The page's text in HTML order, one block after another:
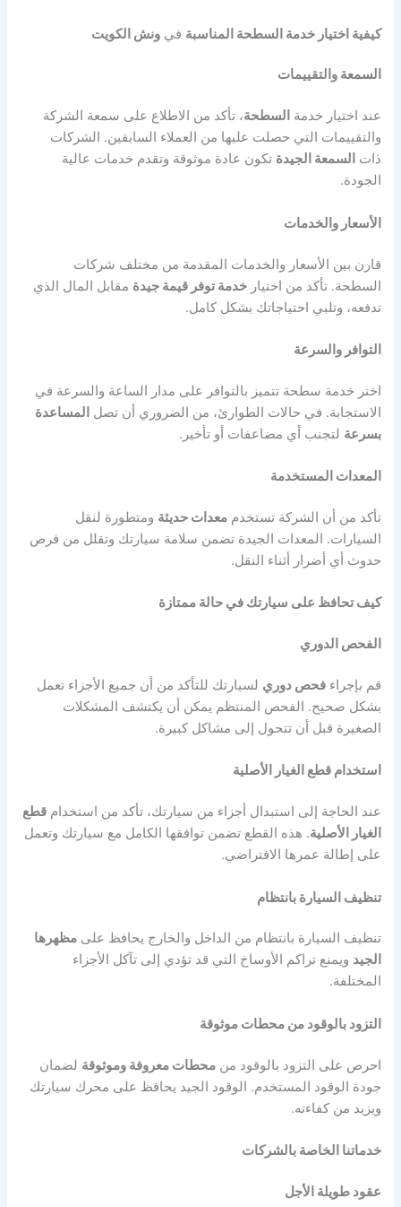
كيفية اختيار خدمة السطحة المناسبة فيونش الكويت
السمعة والتقييمات
عند اختيار خدمة السطحة، تأكد من الاطلاع على سمعة الشركة
والتقييمات التي حصلت عليها من العملاء السابقين. الشركات
ذات السمعة الجيدة تكون عادة موثوقة وتقدم خدمات عالية
الجودة.
الأسعار والخدمات
قارن بين الأسعار والخدمات المقدمة من مختلف شركات
السطحة. تأكد من اختيارخدمة توفر قيمة جيدة مقابل المال الذي
تدفعه، وتلبي احتياجاتك بشكل كامل.
التوافر والسرعة
اختر خدمة سطحة تتميز بالتوافر على مدار الساعة والسرعة في
الاستجابة. في حالات الطوارئ، من الضروري أن تصل المساعدة
بسرعة لتجنب أي مضاعفات أو تأخير.
المعدات المستخدمة
تأكد من أن الشركة تستخدممعدات حديثة ومتطورة لنقل
السيارات. المعدات الجيدة تضمن سلامة سيارتك وتقلل من فرص
حدوث أي أضرار أثناء النقل.
كيف تحافظ على سيارتك في حالة ممتازة
الفحص الدوري
قم بإجراءفحص دوري لسيارتك للتأكد من أن جميع الأجزاء تعمل
بشكل صحيح. الفحص المنتظم يمكن أن يكتشف المشكلات
الصغيرة قبل أن تتحول إلى مشاكل كبيرة.
استخدام قطع الغيار الأصلية
عند الحاجة إلى استبدال أجزاء من سيارتك، تأكد من استخدامقطع
الغيار الأصلية. هذه القطع تضمن توافقها الكامل مع سيارتك وتعمل
على إطالة عمرها الافتراضي.
تنظيف السيارة بانتظام
تنظيف السيارة بانتظام من الداخل والخارج يحافظ علىمظهرها
الجيد ويمنع تراكم الأوساخ التي قد تؤدي إلى تآكل الأجزاء
المختلفة.
التزود بالوقود من محطات موثوقة
احرص على التزود بالوقود منمحطات معروفة وموثوقة لضمان
جودة الوقود المستخدم. الوقود الجيد يحافظ على محرك سيارتك
ويزيد من كفاءته.
خدماتنا الخاصة بالشركات
عقود طويلة الأجل